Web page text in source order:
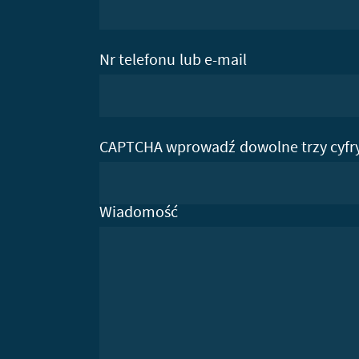
Nr telefonu lub e-mail
CAPTCHA wprowadź dowolne trzy
Wiadomość